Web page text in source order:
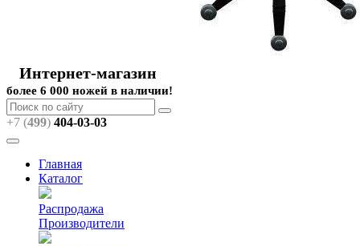
Интернет-магазин
более 6 000 ножей в наличии!
+7 (499) 404-03-03
Главная
Каталог
Распродажа
Производители